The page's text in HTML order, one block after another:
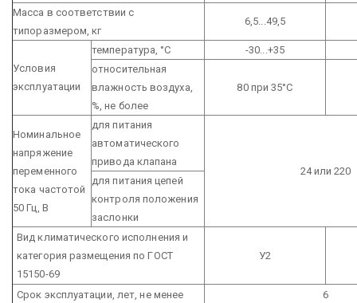
Масса в соответствии с
типоразмером, кг
6,5...49,5
Условия
эксплуатации
температура, °С
-30...+35
относительная
влажность воздуха,
%, не более
80 при 35°С
Номинальное
напряжение
переменного
тока частотой
50 Гц, В
для питания
автоматического
привода клапана
24 или 220
для питания цепей
контроля положения
заслонки
Вид климатического исполнения и
категория размещения по ГОСТ
15150-69
У2
Срок эксплуатации, лет, не менее
6